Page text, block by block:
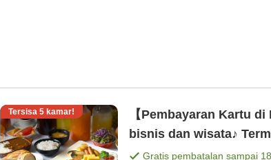
Tersisa 5 kamar!
【Pembayaran Kartu
bisnis dan wisata♪
Gratis pembatalan sampai